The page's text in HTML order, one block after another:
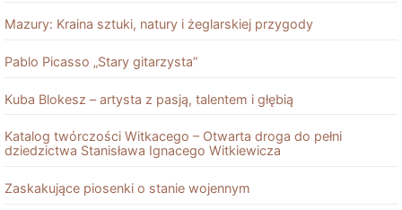
Mazury: Kraina sztuki, natury i żeglarskiej przygody
Pablo Picasso „Stary gitarzysta”
Kuba Blokesz – artysta z pasją, talentem i głębią
Katalog twórczości Witkacego – Otwarta droga do pełni
dziedzictwa Stanisława Ignacego Witkiewicza
Zaskakujące piosenki o stanie wojennym